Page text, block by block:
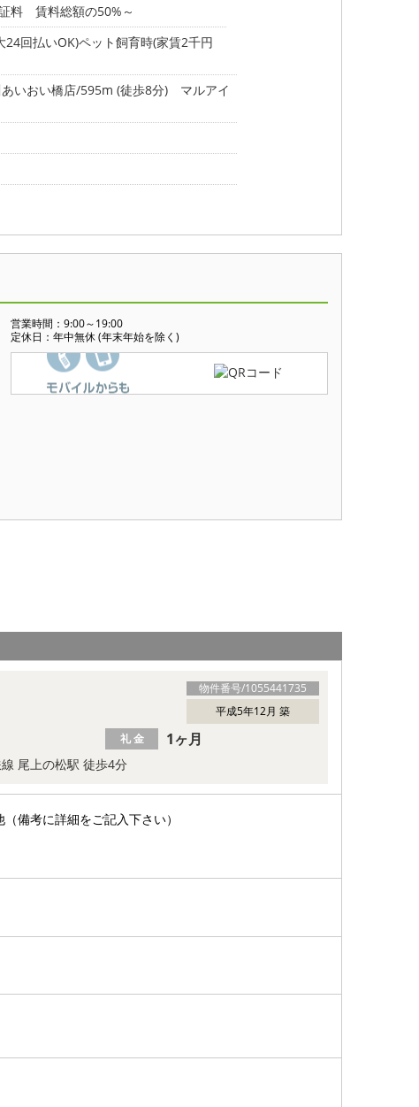
料 賃料総額の50%～
回払いOK)ペット飼育時(家賃2千円
いおい橋店/595m (徒歩8分)
マルアイ
営業時間：9:00～19:00
定休日：年中無休 (年末年始を除く)
物件番号/1055441735
平成5年12月 築
尾上の松駅 徒歩4分
礼 金 1ヶ月
（備考に詳細をご記入下さい）